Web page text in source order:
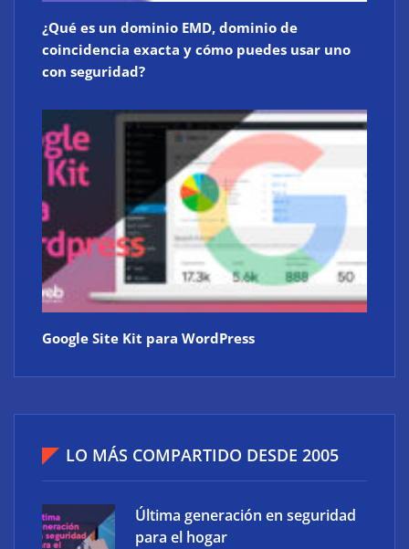
¿Qué es un dominio EMD, dominio de
coincidencia exacta y cómo puedes usar uno
con seguridad?
Google Site Kit para WordPress
LO MÁS COMPARTIDO DESDE 2005
Última generación en seguridad
para el hogar